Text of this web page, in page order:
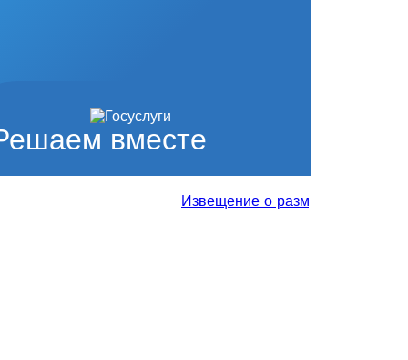
вместе
Извещение о размещении проекта